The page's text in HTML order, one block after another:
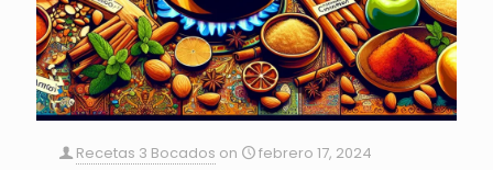
Recetas 3 Bocados on
febrero 17, 2024